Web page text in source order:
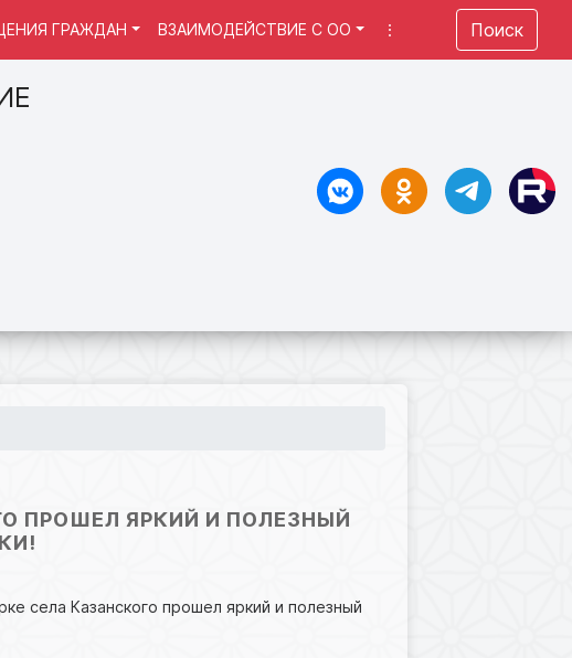
ГРАЖДАН ВЗАИМОДЕЙСТВИЕ С ОО ⋮ Поиск
ПРОШЕЛ ЯРКИЙ И ПОЛЕЗНЫЙ
села Казанского прошел яркий и полезный